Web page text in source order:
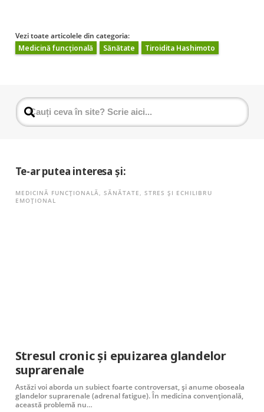
Vezi toate articolele din categoria:
Medicină funcțională
Sănătate Tiroidita Hashimoto
Te-ar putea interesa și:
MEDICINĂ FUNCȚIONALĂ, SĂNĂTATE,STRES ȘI ECHILIBRU
EMOȚIONAL
Stresul cronic și epuizarea glandelor
suprarenale
Astăzi voi aborda un subiect foarte controversat, și anume oboseala
glandelor suprarenale (adrenal fatigue). În medicina convențională,
această problemă nu…